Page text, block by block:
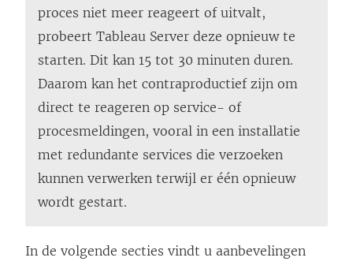
proces niet meer reageert of uitvalt,
probeert Tableau Server deze opnieuw te
starten. Dit kan 15 tot 30 minuten duren.
Daarom kan het contraproductief zijn om
direct te reageren op service- of
procesmeldingen, vooral in een installatie
met redundante services die verzoeken
kunnen verwerken terwijl er één opnieuw
wordt gestart.
In de volgende secties vindt u aanbevelingen